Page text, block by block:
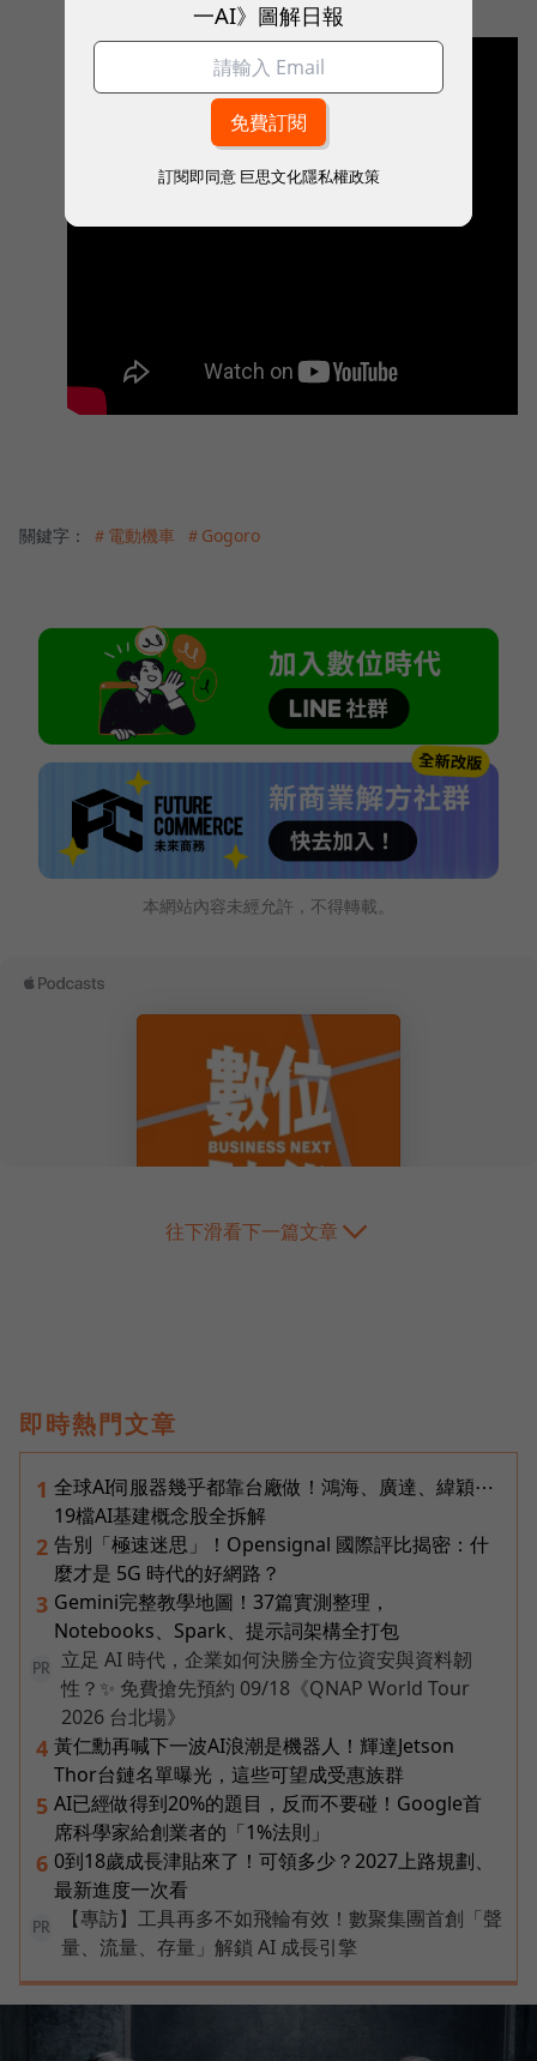
關鍵字： ＃電動機車 ＃Gogoro
本網站內容未經允許，不得轉載。
往下滑看下一篇文章
即時熱門文章
1 全球AI伺服器幾乎都靠台廠做！鴻海、廣達、緯穎⋯
19檔AI基建概念股全拆解
2 告別「極速迷思」！Opensignal 國際評比揭密：什
麼才是 5G 時代的好網路？
3 Gemini完整教學地圖！37篇實測整理，
Notebooks、Spark、提示詞架構全打包
PR
立足 AI 時代，企業如何決勝全方位資安與資料韌
性？✨ 免費搶先預約 09/18《QNAP World Tour
2026 台北場》
4 黃仁勳再喊下一波AI浪潮是機器人！輝達Jetson
Thor台鏈名單曝光，這些可望成受惠族群
5 AI已經做得到20%的題目，反而不要碰！Google首
席科學家給創業者的「1%法則」
6 0到18歲成長津貼來了！可領多少？2027上路規劃、
最新進度一次看
PR
【專訪】工具再多不如飛輪有效！數聚集團首創「聲
量、流量、存量」解鎖 AI 成長引擎
一AI》圖解日報
訂閱即同意 巨思文化隱私權政策